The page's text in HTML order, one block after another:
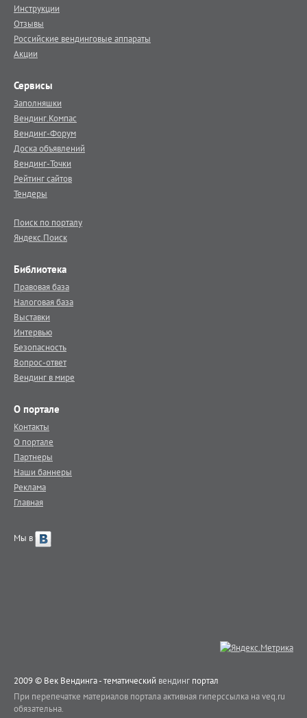
Инструкции
Отзывы
Российские вендинговые аппараты
Акции
Сервисы
Заполняшки
Вендинг.Компас
Вендинг-Форум
Доска объявлений
Вендинг-Точки
Рейтинг сайтов
Тендеры
Поиск по порталу
Яндекс.Поиск
Библиотека
Правовая база
Налоговая база
Выставки
Интервью
Безопасность
Вопрос-ответ
Вендинг в мире
О портале
Контакты
О портале
Партнеры
Наши баннеры
Реклама
Главная
Мы в
2009 © Век Вендинга - тематический вендинг портал
При перепечатке материалов портала активная гиперссылка на veq.ru
обязательна.